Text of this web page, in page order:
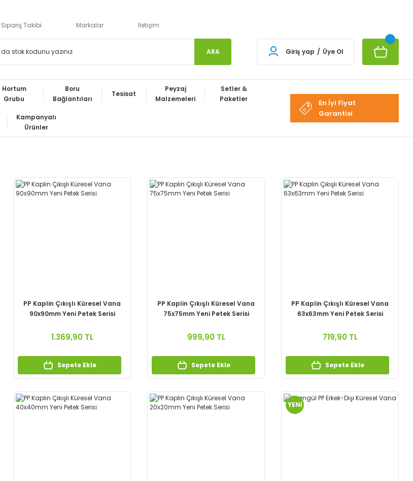
Sipariş Takibi Markalar İletişim
ARA Giriş yap / Üye Ol
Hortum
Grubu
Boru
Bağlantıları
Tesisat
Peyzaj
Malzemeleri
Setler &
Paketler
Kampanyalı
Ürünler
En İyi Fiyat
Garantisi
PP Kaplin Çıkışlı Küresel Vana
90x90mm Yeni Petek Serisi
1.369,90 TL
Sepete Ekle
PP Kaplin Çıkışlı Küresel Vana
75x75mm Yeni Petek Serisi
999,90 TL
Sepete Ekle
PP Kaplin Çıkışlı Küresel Vana
63x63mm Yeni Petek Serisi
719,90 TL
Sepete Ekle
YENİ